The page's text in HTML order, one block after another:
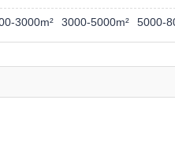
3000m² 3000-5000m² 5000-